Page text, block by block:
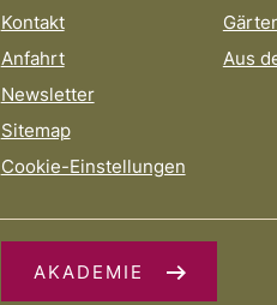
Kontakt
Anfahrt
Newsletter
Sitemap
Cookie-Einstellungen
Aus
AKADEMIE